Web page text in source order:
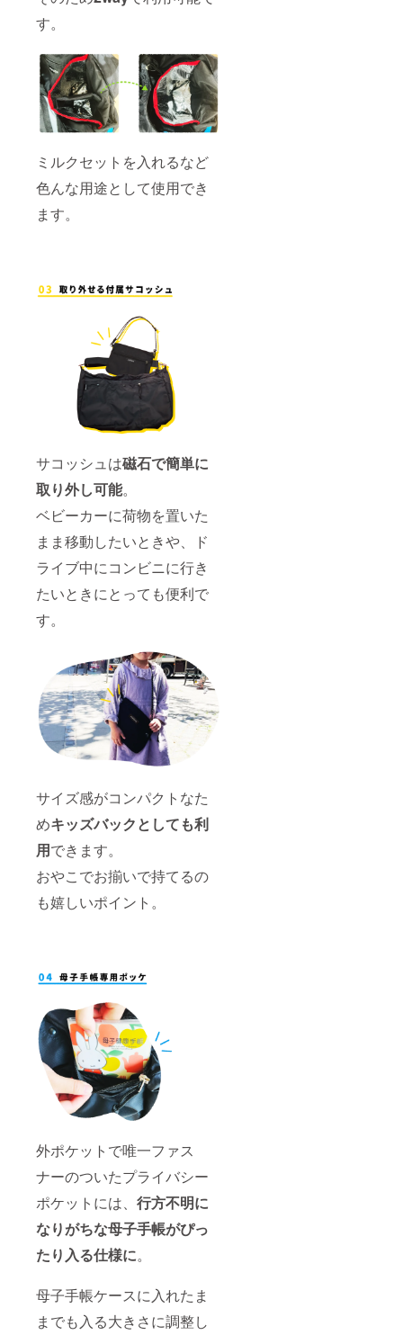
す。
ミルクセットを入れるなど
色んな用途として使用でき
ます。
サコッシュは磁石で簡単に
取り外し可能。
ベビーカーに荷物を置いた
まま移動したいときや、ド
ライブ中にコンビニに行き
たいときにとっても便利で
す。
サイズ感がコンパクトなた
めキッズバックとしても利
用できます。
おやこでお揃いで持てるの
も嬉しいポイント。
外ポケットで唯一ファス
ナーのついたプライバシー
ポケットには、 行方不明に
なりがちな母子手帳がぴっ
たり入る仕様に。
母子手帳ケースに入れたま
までも入る大きさに調整し